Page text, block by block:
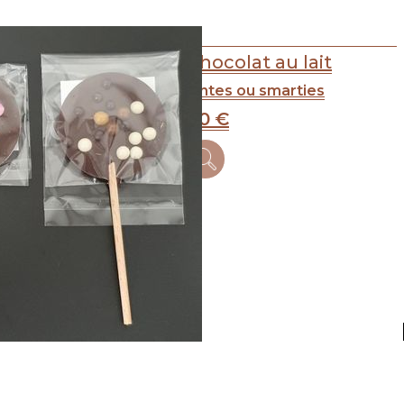
Sucettes au chocolat au lait
Perles croustillantes ou smarties
1 .90 €